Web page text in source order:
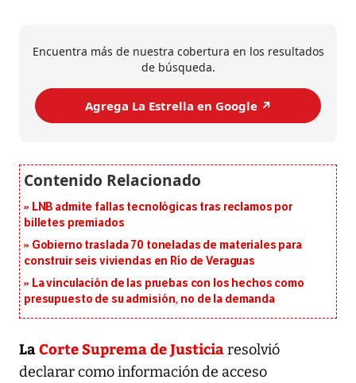
Encuentra más de nuestra cobertura en los resultados
de búsqueda.
Agrega La Estrella en Google ↗️
LNB admite fallas tecnológicas tras reclamos por
billetes premiados
Gobierno traslada 70 toneladas de materiales para
construir seis viviendas en Río de Veraguas
La vinculación de las pruebas con los hechos como
presupuesto de su admisión, no de la demanda
LaCorte Suprema de Justiciaresolvió
declarar como información de acceso